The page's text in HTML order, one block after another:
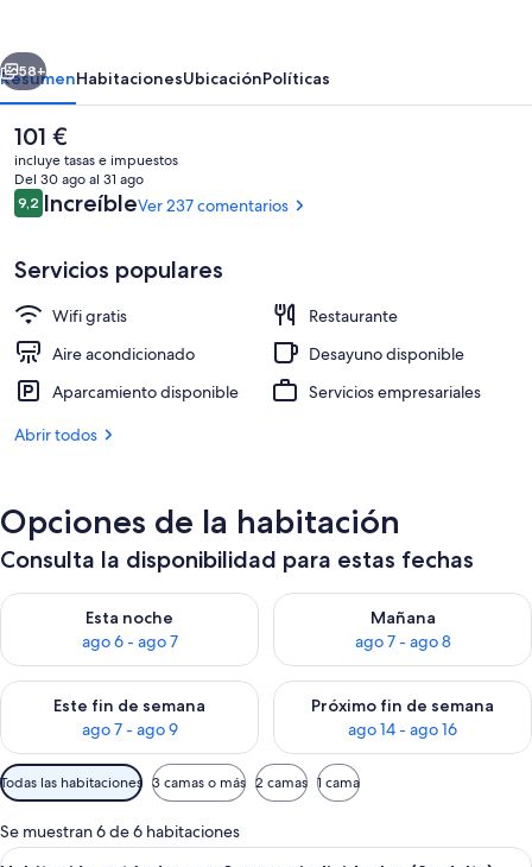
de
la
Calzada
Sala para eventos
Siguiente
58+
ResumenHabitacionesUbicaciónPolíticas
El
precio
actual
es
de
101 €
incluye tasas e impuestos
Del 30 ago al 31 ago
Comentarios
9,29,2 de 10
IncreíbleVer 237 comentarios
Servicios populares
Wifi gratis
Restaurante
Aire acondicionado
Desayuno disponible
Aparcamiento disponible
Servicios empresariales
Abrir todos
Opciones de la habitación
Consulta la disponibilidad para estas fechas
Esta noche
ago 6 - ago 7
Consulta la disponibilidad para esta noche, ago 6 - ago 7
Mañana
ago 7 - ago 8
Consulta la disponibilidad
Este fin de semana
ago 7 - ago 9
Consulta la disponibilidad para este fin de semana, ago 7 -
Próximo fin de semana
ago 14 - ago 16
Consulta la disponibilidad
Filtros
disponibles
para
las
Todas las habitaciones 3 camas o más 2 camas 1 cama
Se muestran 6 de 6 habitaciones
Abrir
Minibar, caja fuerte, escritorio y wifi